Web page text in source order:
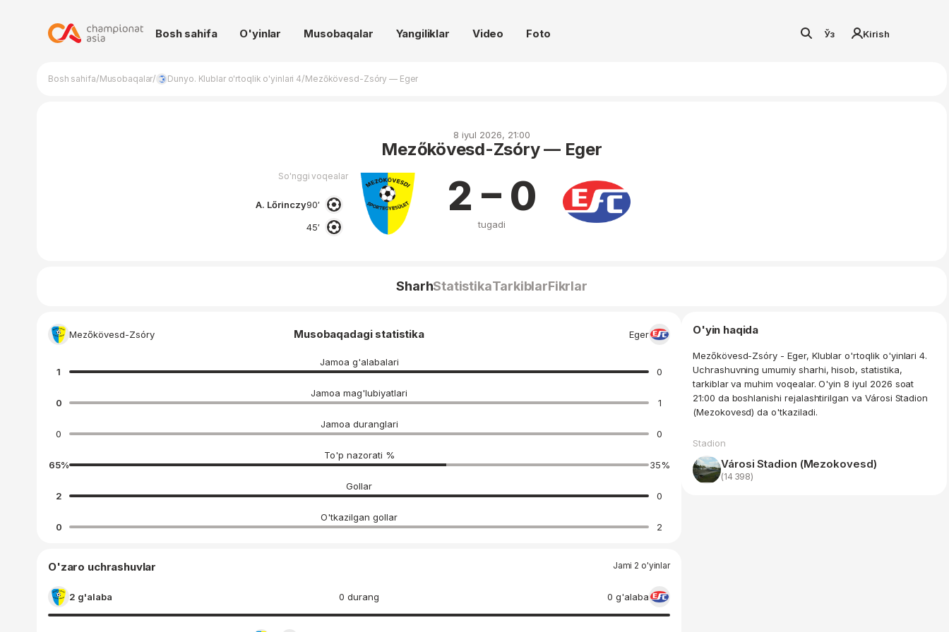
Bosh sahifa O'yinlar Musobaqalar Yangiliklar Video Foto Ўз Kirish
Bosh sahifa/Musobaqalar/ Dunyo. Klublar o'rtoqlik o'yinlari 4/Mezőkövesd-Zsóry — Eger
8 iyul 2026, 21:00
Mezőkövesd-Zsóry — Eger
So'nggi voqealar
A. Lőrinczy90′
45′
2 – 0
tugadi
SharhStatistikaTarkiblarFikrlar
Mezőkövesd-Zsóry Musobaqadagi statistika Eger
Jamoa g'alabalari
1
0
Jamoa mag'lubiyatlari
0
1
Jamoa duranglari
0
0
To'p nazorati %
65% 35%
Gollar
2
0
O'tkazilgan gollar
0
2
O'zaro uchrashuvlar Jami 2 o'yinlar
2 g'alaba 0 durang 0 g'alaba
O'yin haqida
Mezőkövesd-Zsóry - Eger, Klublar o'rtoqlik o'yinlari 4.
Uchrashuvning umumiy sharhi, hisob, statistika,
tarkiblar va muhim voqealar. O'yin 8 iyul 2026 soat
21:00 da boshlanishi rejalashtirilgan va Városi Stadion
(Mezokovesd) da o'tkaziladi.
Stadion
Városi Stadion (Mezokovesd)
(14 398)